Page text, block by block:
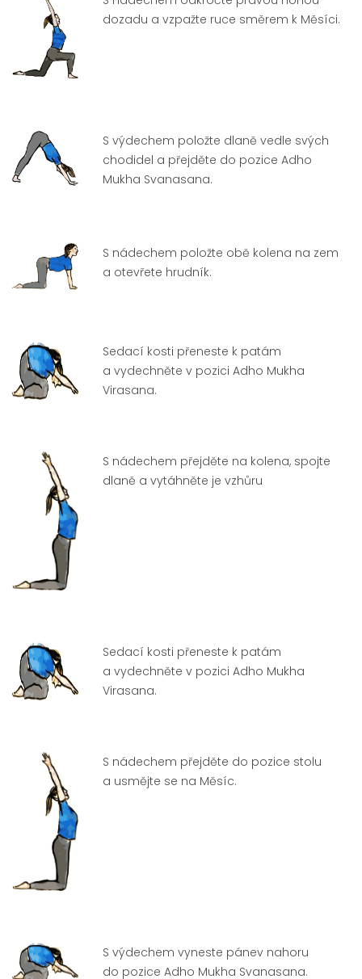
dozadu a vzpažte ruce směrem k Měsíci.
S výdechem položte dlaně vedle svých
chodidel a přejděte do pozice Adho
Mukha Svanasana.
S nádechem položte obě kolena na zem
a otevřete hrudník.
Sedací kosti přeneste k patám
a vydechněte v pozici Adho Mukha
Virasana.
S nádechem přejděte na kolena, spojte
dlaně a vytáhněte je vzhůru
Sedací kosti přeneste k patám
a vydechněte v pozici Adho Mukha
Virasana.
S nádechem přejděte do pozice stolu
a usmějte se na Měsíc.
S výdechem vyneste pánev nahoru
do pozice Adho Mukha Svanasana.